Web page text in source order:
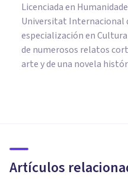
Licenciada en
Universitat Internacional
especialización en
de numerosos relatos
arte y de una novela
Artículos
del espía de